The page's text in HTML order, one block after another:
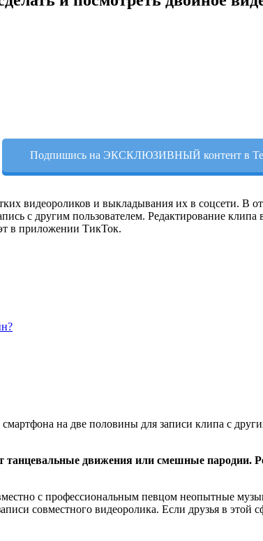
Подпишись на ЭКСКЛЮЗИВНЫЙ контент в
видеороликов и выкладывания их в соцсети. В
с другим пользователем. Редактирование
в приложении ТикТок.
на две половины для записи клипа с
движения или смешные пародии.
с профессиональным певцом неопытные
совместного видеоролика. Если друзья в этой